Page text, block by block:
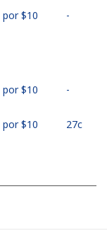
por ⁦$10⁩ -
por ⁦$10⁩ -
por ⁦$10⁩ ⁦27c⁩
⁦$10⁩